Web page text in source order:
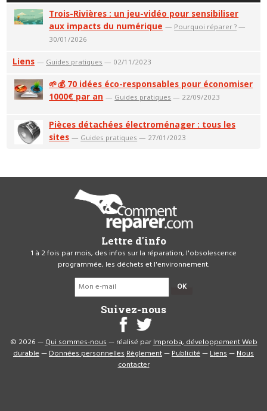
Trois-Rivières : un jeu-vidéo pour sensibiliser
aux impacts du numérique — Pourquoi réparer ? —
30/01/2026
Liens — Guides pratiques — 02/11/2023
🌱💰 70 idées éco-responsables pour économiser
1000€ par an — Guides pratiques — 22/09/2023
Pièces détachées électroménager : tous les
sites — Guides pratiques — 27/01/2023
Lettre d'info
1 à 2 fois par mois, des infos sur la réparation, l'obsolescence
programmée, les déchets et l'environnement.
OK
Suivez-nous
© 2026 —Qui sommes-nous— réalisé parImproba, développement Web
durable—Données personnellesRèglement—Publicité—Liens—Nous
contacter